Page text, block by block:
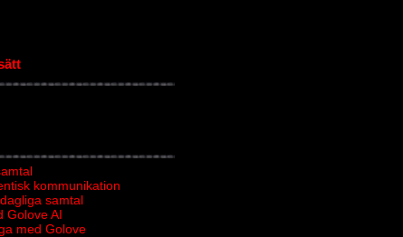
kommunikation
samtal
Golove AI
med Golove